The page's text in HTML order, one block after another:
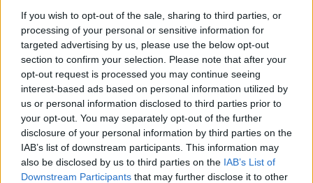
If you wish to opt-out of the sale, sharing to third parties, or
processing of your personal or sensitive information for
targeted advertising by us, please use the below opt-out
section to confirm your selection. Please note that after your
opt-out request is processed you may continue seeing
interest-based ads based on personal information utilized by
us or personal information disclosed to third parties prior to
your opt-out. You may separately opt-out of the further
disclosure of your personal information by third parties on the
IAB’s list of downstream participants. This information may
also be disclosed by us to third parties on the IAB’s List of
Downstream Participants that may further disclose it to other
παρακολουθούν τις κινήσεις των ματιών
και επιβατών, επιτρέπουν τον έλεγχο
λειτουργιών του οχήματος, διαισθητικά
απλές κινήσεις των χεριών – χωρίς αυτοί
αγγίζουν τίποτα. Σε πλήρη αρμονία με τις
περιβαλλοντικές τάσεις, το φυσικό
δέρμα
αντικατασταθεί από ξύλο, μαλλί,
υφάσματα και μέταλλο, ορατά και